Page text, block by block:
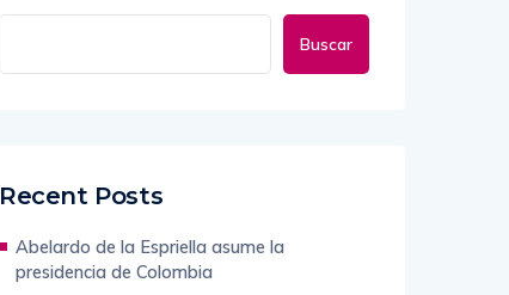
Buscar
Recent Posts
Abelardo de la Espriella asume la
presidencia de Colombia